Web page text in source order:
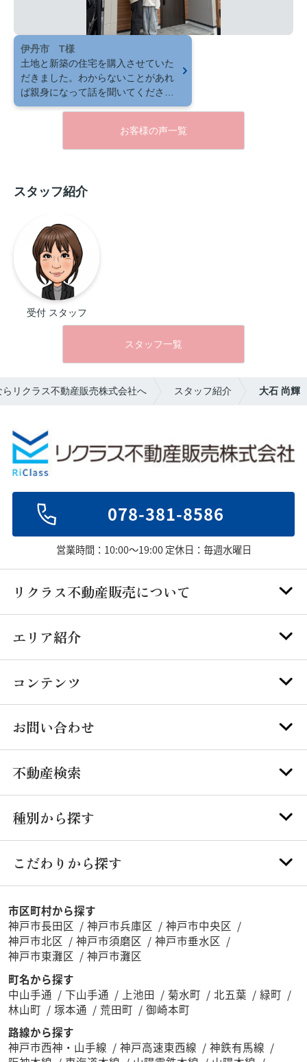
伊丹市 T様
土地と新築の住宅を購入させていた
だきました。わからないことがあれ
ば親身になって話を聞いてください
ますし、アフターケアもしっかりさ
す。これからもよろしくお願いしま
お客様の声一覧
スタッフ紹介
受付 スタッフ
スタッフ一覧
リクラス不動産販売株式会社へ スタッフ紹介 大石 尚輝
078-381-8586
営業時間：10:00～19:00 定休日：毎週水曜日
リクラス不動産販売について
エリア紹介
コンテンツ
お問い合わせ
不動産検索
種別から探す
こだわりから探す
市区町村から探す
神戸市長田区
神戸市兵庫区
神戸市中央区
神戸市北区
神戸市須磨区
神戸市垂水区
神戸市東灘区
神戸市灘区
町名から探す
中山手通
下山手通 上池田 菊水町 北五葉
緑町
林山町
塚本通 荒田町
御崎本町
路線から探す
神戸市西神・山手線
神戸高速東西線
神鉄有馬線